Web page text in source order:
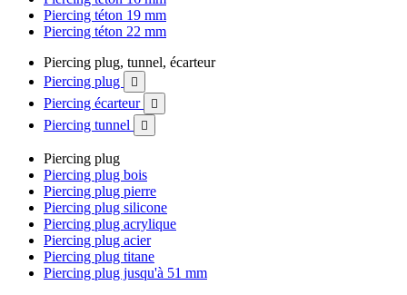
Piercing téton 19 mm
Piercing téton 22 mm
Piercing plug, tunnel, écarteur
Piercing plug

Piercing écarteur 
Piercing tunnel 
Piercing plug
Piercing plug bois
Piercing plug pierre
Piercing plug silicone
Piercing plug acrylique
Piercing plug acier
Piercing plug titane
Piercing plug jusqu'à 51 mm